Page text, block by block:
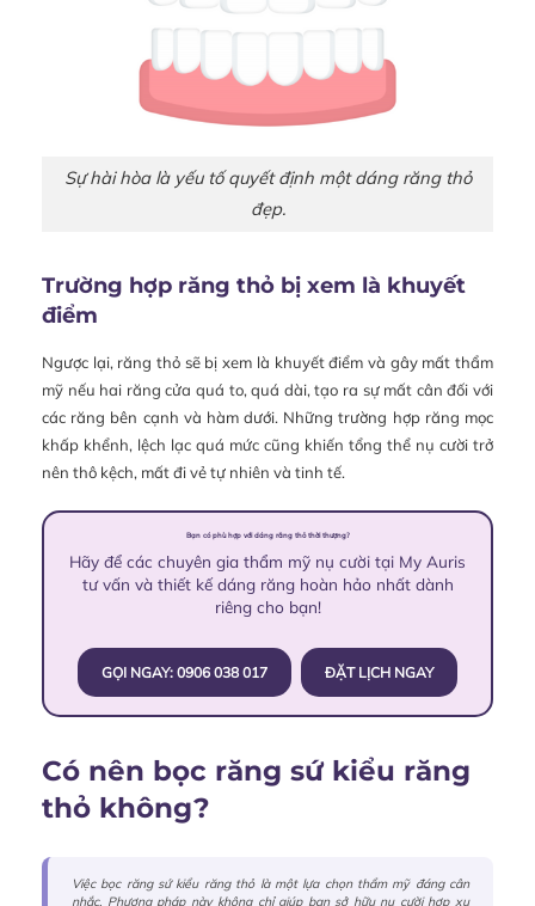
Sự hài hòa là yếu tố quyết định một dáng răng thỏ
đẹp.
Trường hợp răng thỏ bị xem là khuyết
điểm
Ngược lại, răng thỏ sẽ bị xem là khuyết điểm và gây mất thẩm
mỹ nếu hai răng cửa quá to, quá dài, tạo ra sự mất cân đối với
các răng bên cạnh và hàm dưới. Những trường hợp răng mọc
khấp khểnh, lệch lạc quá mức cũng khiến tổng thể nụ cười trở
nên thô kệch, mất đi vẻ tự nhiên và tinh tế.
Bạn có phù hợp với dáng răng thỏ thời thượng?
Hãy để các chuyên gia thẩm mỹ nụ cười tại My Auris
tư vấn và thiết kế dáng răng hoàn hảo nhất dành
riêng cho bạn!
GỌI NGAY: 0906 038 017 ĐẶT LỊCH NGAY
Có nên bọc răng sứ kiểu răng
thỏ không?
Việc bọc răng sứ kiểu răng thỏ là một lựa chọn thẩm mỹ đáng cân
nhắc. Phương pháp này không chỉ giúp bạn sở hữu nụ cười hợp xu